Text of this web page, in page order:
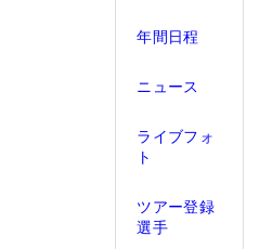
年間日程
ニュース
ライブフォ
ト
ツアー登録
選手